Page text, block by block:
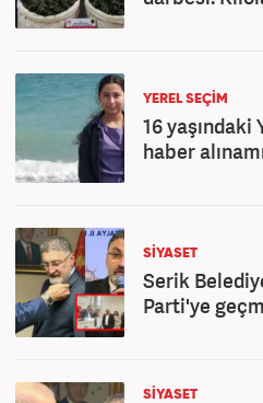
YEREL SEÇİM
16 yaşındaki
haber
SİYASET
Serik
Parti'ye
SİYASET